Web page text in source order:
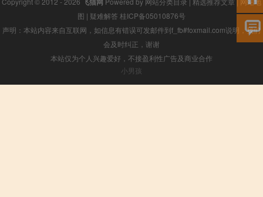
图 | 疑难解答 桂ICP备05010876号
声明：本站内容来自互联网，如信息有错误可发邮件到f_fb#foxmail.com说明，我们
会及时纠正，谢谢
本站仅为个人兴趣爱好，不接盈利性广告及商业合作
小男孩